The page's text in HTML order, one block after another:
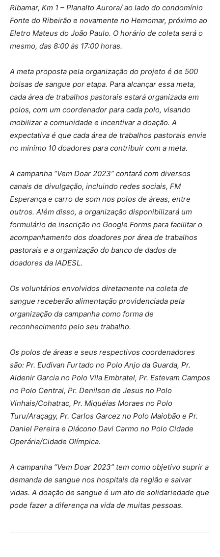
Ribamar, Km 1 – Planalto Aurora/ ao lado do condomínio
Fonte do Ribeirão e novamente no Hemomar, próximo ao
Eletro Mateus do João Paulo. O horário de coleta será o
mesmo, das 8:00 às 17:00 horas.
A meta proposta pela organização do projeto é de 500
bolsas de sangue por etapa. Para alcançar essa meta,
cada área de trabalhos pastorais estará organizada em
polos, com um coordenador para cada polo, visando
mobilizar a comunidade e incentivar a doação. A
expectativa é que cada área de trabalhos pastorais envie
no mínimo 10 doadores para contribuir com a meta.
A campanha “Vem Doar 2023” contará com diversos
canais de divulgação, incluindo redes sociais, FM
Esperança e carro de som nos polos de áreas, entre
outros. Além disso, a organização disponibilizará um
formulário de inscrição no Google Forms para facilitar o
acompanhamento dos doadores por área de trabalhos
pastorais e a organização do banco de dados de
doadores da IADESL.
Os voluntários envolvidos diretamente na coleta de
sangue receberão alimentação providenciada pela
organização da campanha como forma de
reconhecimento pelo seu trabalho.
Os polos de áreas e seus respectivos coordenadores
são: Pr. Eudivan Furtado no Polo Anjo da Guarda, Pr.
Aldenir Garcia no Polo Vila Embratel, Pr. Estevam Campos
no Polo Central, Pr. Denilson de Jesus no Polo
Vinhais/Cohatrac, Pr. Miquéias Moraes no Polo
Turu/Araçagy, Pr. Carlos Garcez no Polo Maiobão e Pr.
Daniel Pereira e Diácono Davi Carmo no Polo Cidade
Operária/Cidade Olímpica.
A campanha “Vem Doar 2023” tem como objetivo suprir a
demanda de sangue nos hospitais da região e salvar
vidas. A doação de sangue é um ato de solidariedade que
pode fazer a diferença na vida de muitas pessoas.